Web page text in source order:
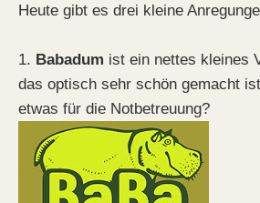
Heute gibt es drei kleine
1. Babadum ist ein nettes kleines
das optisch sehr schön gemacht
etwas für die Notbetreuung?